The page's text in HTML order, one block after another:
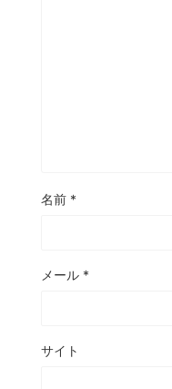
名前 *
メール *
サイト